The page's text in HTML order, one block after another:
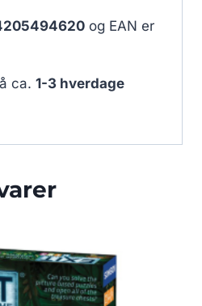
og EAN er
ca. 1-3 hverdage